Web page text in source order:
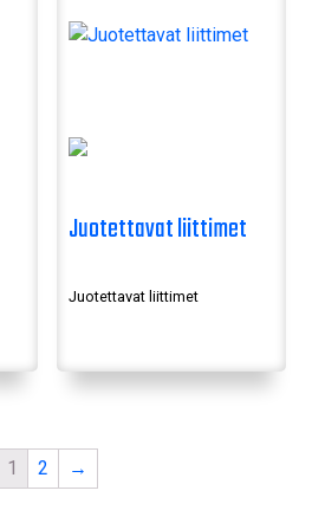
Juotettavat liittimet
Juotettavat liittimet
1 2 →